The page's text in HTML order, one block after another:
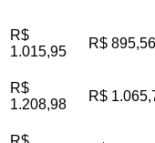
R$
1.015,95
R$ 895,56
R$
1.208,98
R$